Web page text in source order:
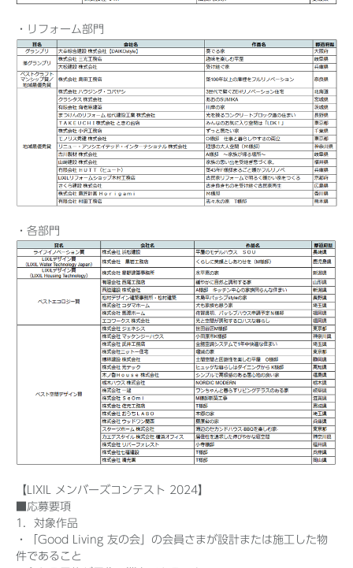
・リフォーム部門
・各部門
【LIXIL メンバーズコンテスト 2024】
■応募要項
1．対象作品
・「Good Living 友の会」の会員さまが設計または施工した物
件であること